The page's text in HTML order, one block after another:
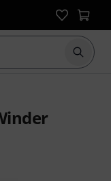
évaluations clients